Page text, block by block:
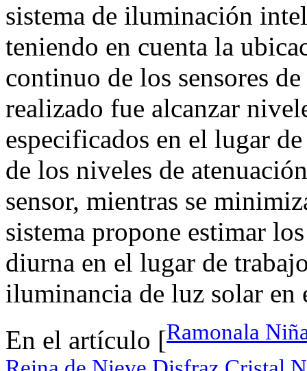
sistema de iluminación
teniendo en cuenta la
continuo de los sensores
realizado fue alcanzar
especificados en el lugar
de los niveles de
sensor, mientras se
sistema propone estimar
diurna en el lugar de
iluminancia de luz solar en
En el artículo [Ramonala